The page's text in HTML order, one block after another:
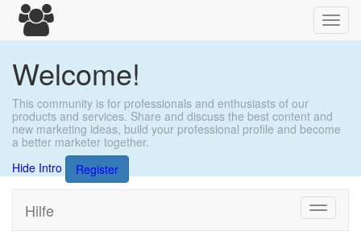
Welcome!
This community is for professionals and enthusiasts of our
products and services. Share and discuss the best content and
new marketing ideas, build your professional profile and become
a better marketer together.
Hide Intro
Register
Toggle
Hilfe